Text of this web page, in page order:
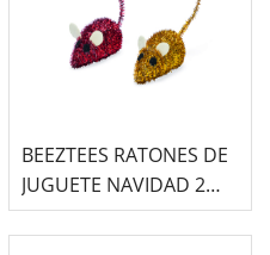
BEEZTEES RATONES DE
JUGUETE NAVIDAD 2
PIEZAS PARA GATO